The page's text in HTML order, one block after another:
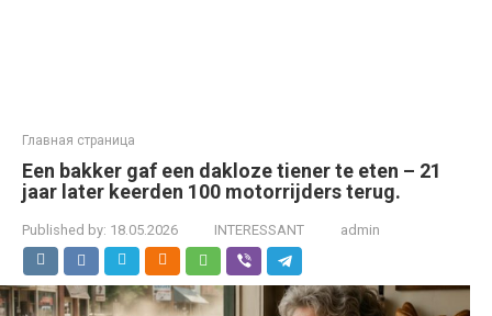
Главная страница
Een bakker gaf een dakloze tiener te eten – 21
jaar later keerden 100 motorrijders terug.
Published by: 18.05.2026 INTERESSANT admin